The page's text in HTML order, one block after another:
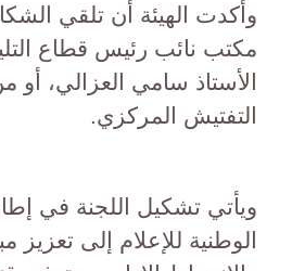
وأكدت الهيئة أن تلقي
مكتب نائب رئيس قطاع
الأستاذ سامي العزالي، أو
التفتيش المركزي.
ويأتي تشكيل اللجنة في
الوطنية للإعلام إلى تعزيز